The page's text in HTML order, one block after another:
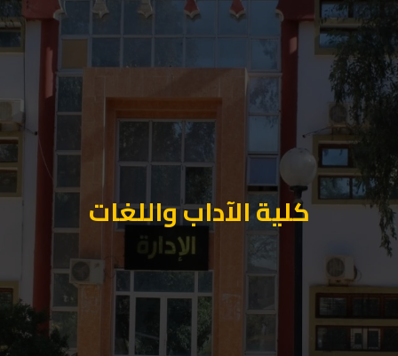
كلية الآداب واللغات